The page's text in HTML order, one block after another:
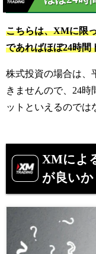
こちらは、XMに限
であればほぼ24時間
株式投資の場合は、
きませんので、24時
ットといえるのでは
XMによ
が良いか